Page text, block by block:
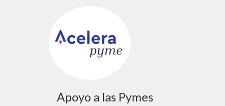
Apoyo a las Pymes